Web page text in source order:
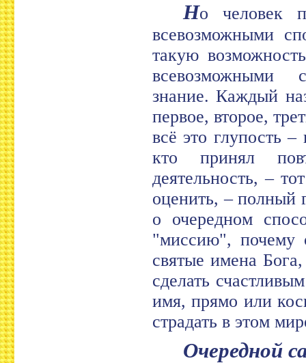
Но человек
всевозможными
такую
всевозможными
знание. Каждый
первое, второе,
всё это глупость
кто принял
деятельность, –
оценить, – полный
о очередном
"миссию", почему
святые имена
сделать
имя, прямо или
страдать в этом
Очередной